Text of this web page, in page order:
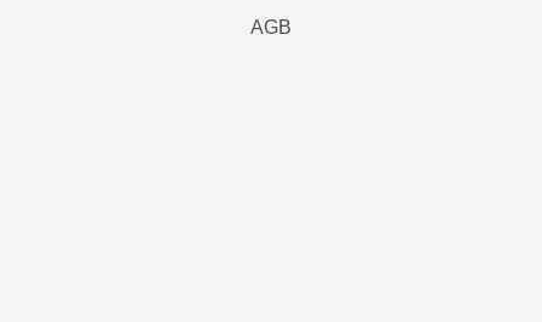
AGB